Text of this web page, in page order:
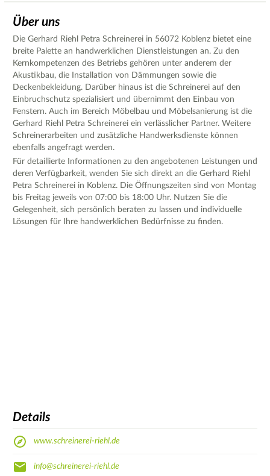
Über uns
Die Gerhard Riehl Petra Schreinerei in 56072 Koblenz bietet eine
breite Palette an handwerklichen Dienstleistungen an. Zu den
Kernkompetenzen des Betriebs gehören unter anderem der
Akustikbau, die Installation von Dämmungen sowie die
Deckenbekleidung. Darüber hinaus ist die Schreinerei auf den
Einbruchschutz spezialisiert und übernimmt den Einbau von
Fenstern. Auch im Bereich Möbelbau und Möbelsanierung ist die
Gerhard Riehl Petra Schreinerei ein verlässlicher Partner. Weitere
Schreinerarbeiten und zusätzliche Handwerksdienste können
ebenfalls angefragt werden.
Für detaillierte Informationen zu den angebotenen Leistungen und
deren Verfügbarkeit, wenden Sie sich direkt an die Gerhard Riehl
Petra Schreinerei in Koblenz. Die Öffnungszeiten sind von Montag
bis Freitag jeweils von 07:00 bis 18:00 Uhr. Nutzen Sie die
Gelegenheit, sich persönlich beraten zu lassen und individuelle
Lösungen für Ihre handwerklichen Bedürfnisse zu finden.
Details
www.schreinerei-riehl.de
info@schreinerei-riehl.de